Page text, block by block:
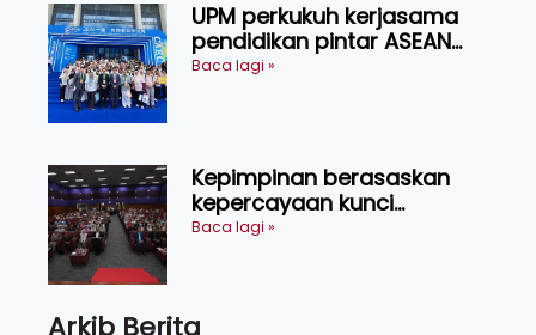
UPM perkukuh kerjasama
pendidikan pintar ASEAN
menerusi lawatan rasmi ke
Baca lagi »
Kepimpinan berasaskan
kepercayaan kunci
kecemerlangan institusi -
Baca lagi »